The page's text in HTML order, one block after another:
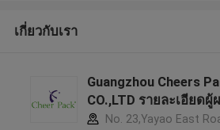
เกี่ยวกับเรา
Guangzhou Cheers
CO.,LTD รายละเอียดผู้
No. 23,Yayao East